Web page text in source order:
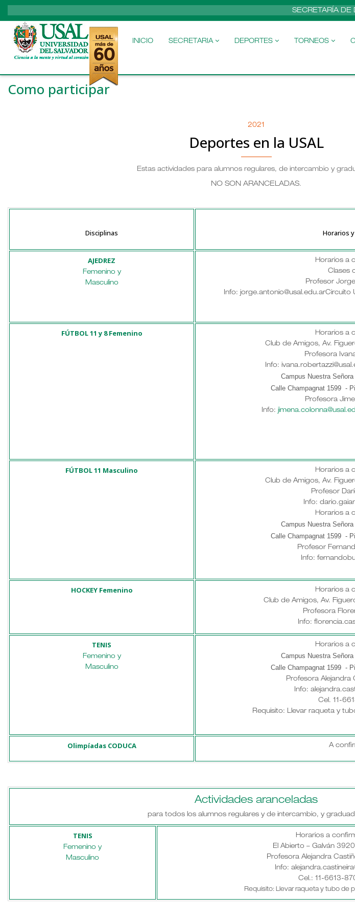
SECRETARÍA DE
MAIN
INICIO SECRETARIA DEPORTES TORNEOS
Como participar
2021
Deportes en la USAL
Estas actividades para alumnos regulares, de intercambio y
NO SON ARANCELADAS.
Disciplinas Horarios
AJEDREZ
Femenino y
Masculino
Horarios a
Clases
Profesor
Info: jorge.antonio@usal.edu.arCircuito
FÚTBOL 11 y 8 Femenino
Horarios a
Club de Amigos, Av.
Profesora
Info:
Campus Nuestra
Calle Champagnat 1599 -
Profesora
Info:
FÚTBOL 11 Masculino
Horarios a
Club de Amigos, Av.
Profesor
Info:
Horarios a
Campus Nuestra
Calle Champagnat 1599 -
Profesor
Info:
HOCKEY Femenino
Horarios a
Club de Amigos, Av.
Profesora
Info:
TENIS
Femenino y
Masculino
Horarios a
Campus Nuestra
Calle Champagnat 1599 -
Profesora Alejandra
Info:
Cel. 11-
Requisito: Llevar raqueta y
Olimpíadas CODUCA A
Actividades aranceladas
para todos los alumnos regulares y de intercambio, y
TENIS
Femenino y
Masculino
Horarios a
El Abierto – Galván
Profesora Alejandra
Info:
Cel.: 11-6613-
Requisito: Llevar raqueta y tubo de